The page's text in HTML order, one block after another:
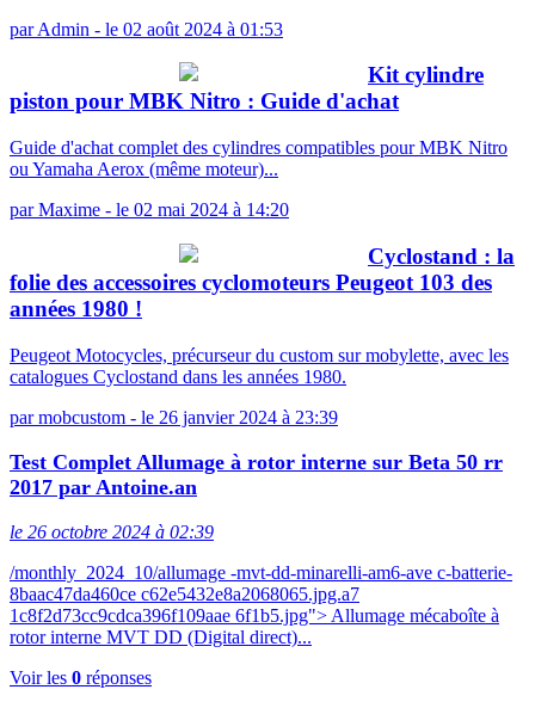
parAdmin - le 02 août 2024 à 01:53
Kit cylindre
piston pour MBK Nitro : Guide d'achat
Guide d'achat complet des cylindres compatibles pour MBK Nitro
ou Yamaha Aerox (même moteur)...
parMaxime - le 02 mai 2024 à 14:20
Cyclostand : la
folie des accessoires cyclomoteurs Peugeot 103 des
années 1980 !
Peugeot Motocycles, précurseur du custom sur mobylette, avec les
catalogues Cyclostand dans les années 1980.
parmobcustom - le 26 janvier 2024 à 23:39
Test Complet Allumage à rotor interne sur Beta 50 rr
2017 par Antoine.an
le 26 octobre 2024 à 02:39
/monthly_2024_10/allumage -mvt-dd-minarelli-am6-ave c-batterie-
8baac47da460ce c62e5432e8a2068065.jpg.a7
1c8f2d73cc9cdca396f109aae 6f1b5.jpg"> Allumage mécaboîte à
rotor interne MVT DD (Digital direct)...
Voir les 0 réponses